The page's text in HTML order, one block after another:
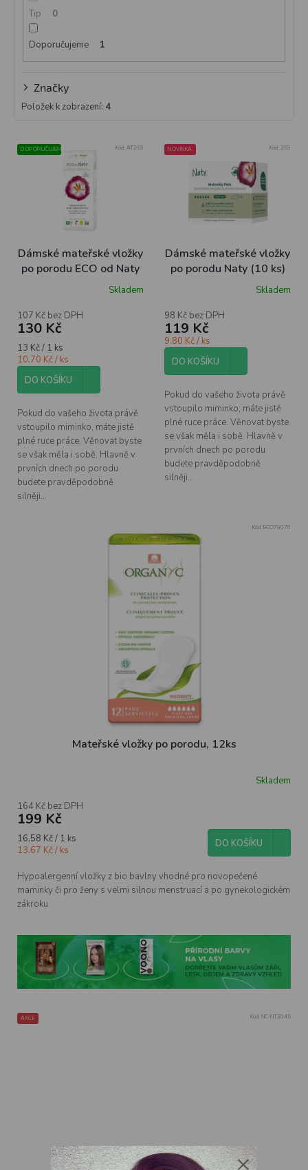
Tip 0
Doporučujeme 1
Značky
Položek k zobrazení: 4
V
ý
o
d
ů
DOPORUČUJEME
Dámské mateřské vložky
po porodu ECO od Naty
produktu
je
z
5
hvězdiček.
Skladem
107 Kč bez DPH
130 Kč
Měrná
cena:
13 Kč / 1 ks
10.70 Kč / ks
DO KOŠÍKU
Pokud do vašeho života právě
vstoupilo miminko, máte jistě
plné ruce práce. Věnovat byste
se však měla i sobě. Hlavně v
prvních dnech po porodu
budete pravděpodobně
silněji...
Kód: AT269 NOVINKA
Dámské mateřské vložky
po porodu Naty (10 ks)
Skladem
98 Kč bez DPH
119 Kč
9.80 Kč / ks
DO KOŠÍKU
Pokud do vašeho života právě
vstoupilo miminko, máte jistě
plné ruce práce. Věnovat byste
se však měla i sobě. Hlavně v
prvních dnech po porodu
budete pravděpodobně
silněji...
Kód: 269
Mateřské vložky po porodu, 12ks
Skladem
164 Kč bez DPH
199 Kč
Měrná
cena:
16,58 Kč / 1 ks
13.67 Kč / ks
DO KOŠÍKU
Hypoalergenní vložky z bio bavlny vhodné pro novopečené
maminky či pro ženy s velmi silnou menstruací a po gynekologickém
zákroku
Kód: ECO79076
AKCE Kód: NC-NT3045
×